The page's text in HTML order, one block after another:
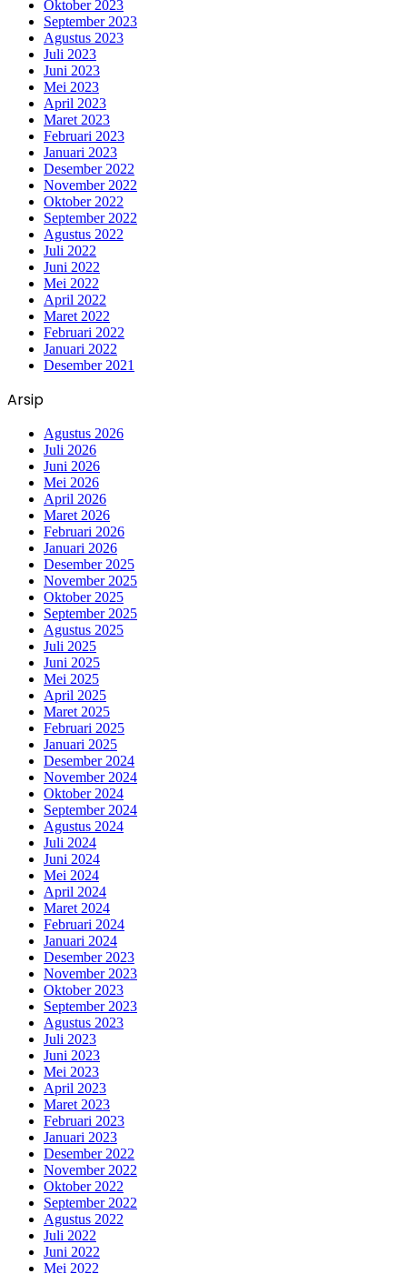
Oktober 2023
September 2023
Agustus 2023
Juli 2023
Juni 2023
Mei 2023
April 2023
Maret 2023
Februari 2023
Januari 2023
Desember 2022
November 2022
Oktober 2022
September 2022
Agustus 2022
Juli 2022
Juni 2022
Mei 2022
April 2022
Maret 2022
Februari 2022
Januari 2022
Desember 2021
Arsip
Agustus 2026
Juli 2026
Juni 2026
Mei 2026
April 2026
Maret 2026
Februari 2026
Januari 2026
Desember 2025
November 2025
Oktober 2025
September 2025
Agustus 2025
Juli 2025
Juni 2025
Mei 2025
April 2025
Maret 2025
Februari 2025
Januari 2025
Desember 2024
November 2024
Oktober 2024
September 2024
Agustus 2024
Juli 2024
Juni 2024
Mei 2024
April 2024
Maret 2024
Februari 2024
Januari 2024
Desember 2023
November 2023
Oktober 2023
September 2023
Agustus 2023
Juli 2023
Juni 2023
Mei 2023
April 2023
Maret 2023
Februari 2023
Januari 2023
Desember 2022
November 2022
Oktober 2022
September 2022
Agustus 2022
Juli 2022
Juni 2022
Mei 2022